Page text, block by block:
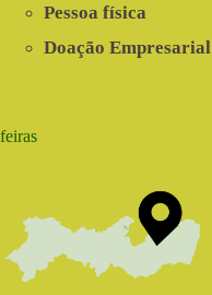
Pessoa física
Doação Empresarial
feiras